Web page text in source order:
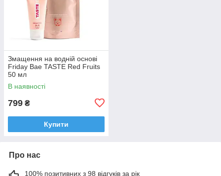
Змащення на водній основі
Friday Bae TASTE Red Fruits
50 мл
В наявності
799 ₴
Купити
Про нас
100% позитивних з 98 відгуків за рік